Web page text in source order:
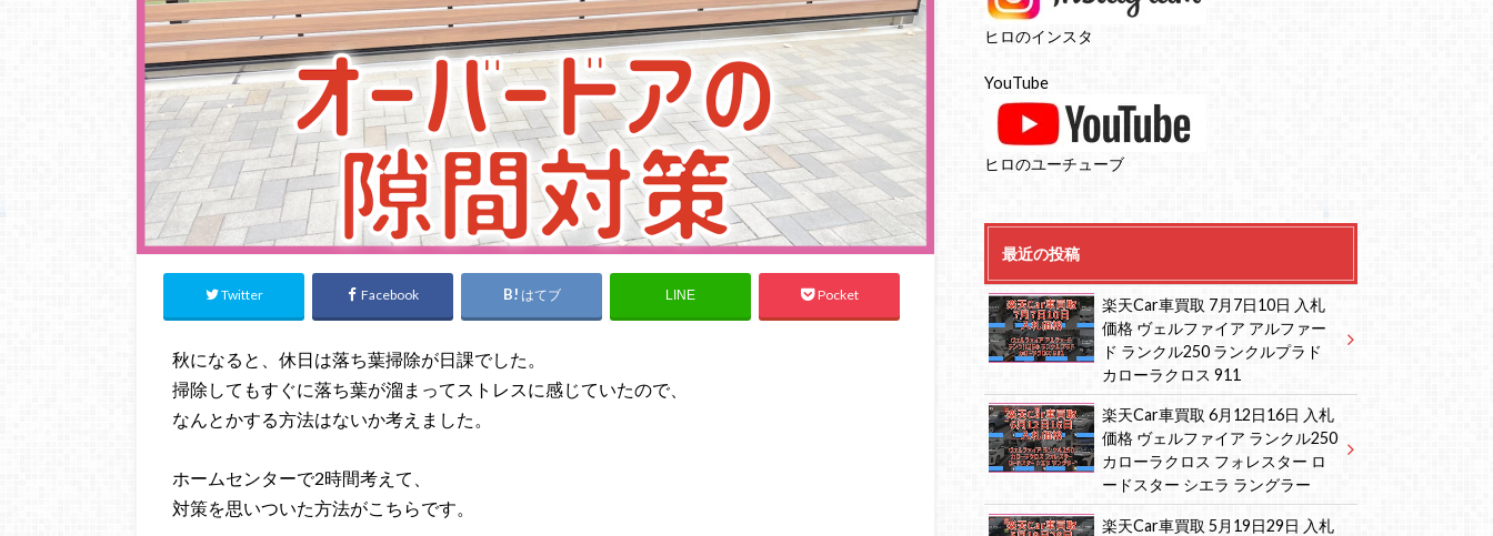
Twitter Facebook はてブ LINE Pocket
秋になると、休日は落ち葉掃除が日課でした。
掃除してもすぐに落ち葉が溜まってストレスに感じていたので、
なんとかする方法はないか考えました。
ホームセンターで2時間考えて、
対策を思いついた方法がこちらです。
ヒロのインスタ
YouTube
ヒロのユーチューブ
最近の投稿
楽天Car車買取 7月7日10日 入札
価格 ヴェルファイア アルファー
ド ランクル250 ランクルプラド
カローラクロス 911
楽天Car車買取 6月12日16日 入札
価格 ヴェルファイア ランクル250
カローラクロス フォレスター ロ
ードスター シエラ ラングラー
楽天Car車買取 5月19日29日 入札